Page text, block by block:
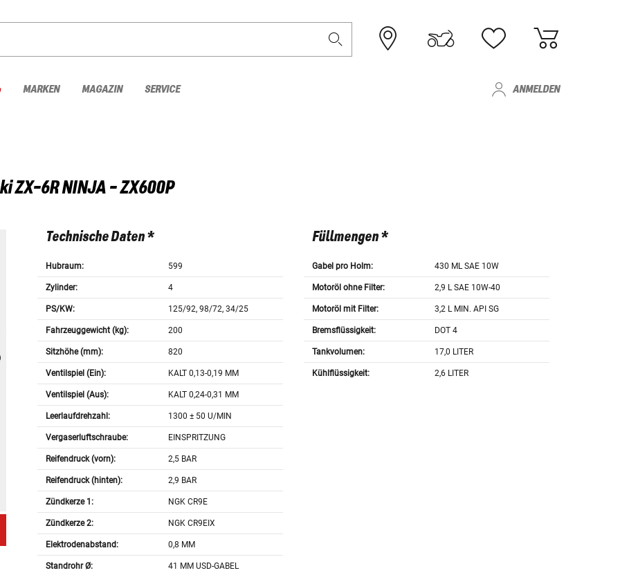
MARKEN MAGAZIN SERVICE ANMELDEN
ZX-6R NINJA - ZX600P
Technische Daten *
Hubraum: 599
Zylinder: 4
PS/KW: 125/92, 98/72, 34/25
Fahrzeuggewicht (kg): 200
Sitzhöhe (mm): 820
Ventilspiel (Ein): KALT 0,13-0,19 MM
Ventilspiel (Aus): KALT 0,24-0,31 MM
Leerlaufdrehzahl: 1300 ± 50 U/MIN
Vergaserluftschraube: EINSPRITZUNG
Reifendruck (vorn): 2,5 BAR
Reifendruck (hinten): 2,9 BAR
Zündkerze 1: NGK CR9E
Zündkerze 2: NGK CR9EIX
Elektrodenabstand: 0,8 MM
Standrohr Ø: 41 MM USD-GABEL
Füllmengen *
Gabel pro Holm: 430 ML SAE 10W
Motoröl ohne Filter: 2,9 L SAE 10W-40
Motoröl mit Filter: 3,2 L MIN. API SG
Bremsflüssigkeit: DOT 4
Tankvolumen: 17,0 LITER
Kühlflüssigkeit: 2,6 LITER